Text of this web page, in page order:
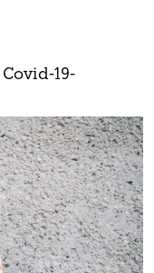
19-